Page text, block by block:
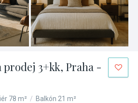
3+kk, Praha -
78 m² / Balkón 21 m²